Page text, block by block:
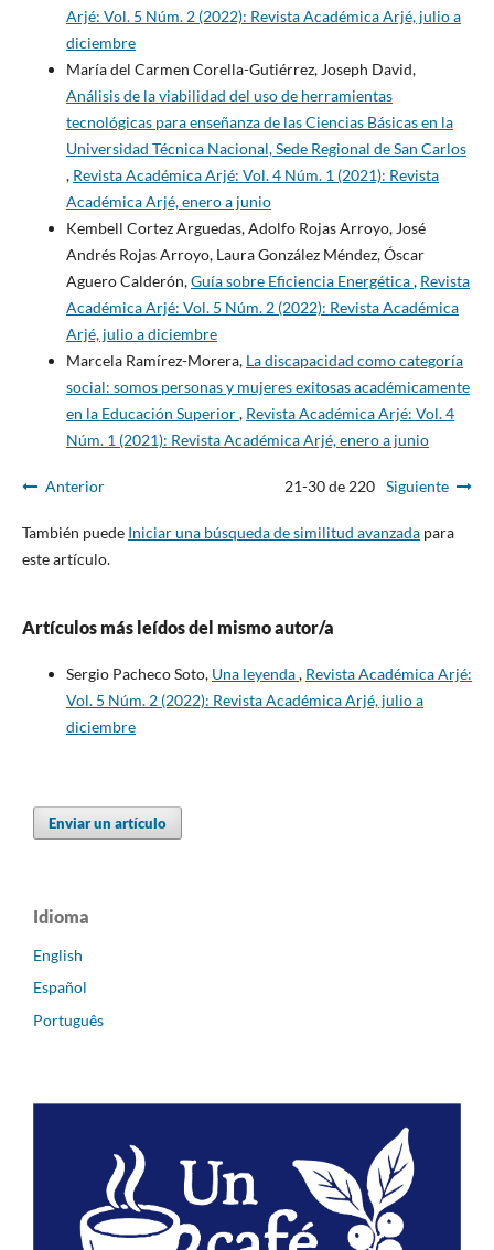
Arjé: Vol. 5 Núm. 2 (2022): Revista Académica Arjé, julio a
diciembre
María del Carmen Corella-Gutiérrez, Joseph David,
Análisis de la viabilidad del uso de herramientas
tecnológicas para enseñanza de las Ciencias Básicas en la
Universidad Técnica Nacional, Sede Regional de San Carlos
, Revista Académica Arjé: Vol. 4 Núm. 1 (2021): Revista
Académica Arjé, enero a junio
Kembell Cortez Arguedas, Adolfo Rojas Arroyo, José
Andrés Rojas Arroyo, Laura González Méndez, Óscar
Aguero Calderón,Guía sobre Eficiencia Energética, Revista
Académica Arjé: Vol. 5 Núm. 2 (2022): Revista Académica
Arjé, julio a diciembre
Marcela Ramírez-Morera, La discapacidad como categoría
social: somos personas y mujeres exitosas académicamente
en la Educación Superior, Revista Académica Arjé: Vol. 4
Núm. 1 (2021): Revista Académica Arjé, enero a junio
Anterior 21-30 de 220 Siguiente
También puede Iniciar una búsqueda de similitud avanzadapara
este artículo.
Artículos más leídos del mismo autor/a
Sergio Pacheco Soto, Una leyenda, Revista Académica Arjé:
Vol. 5 Núm. 2 (2022): Revista Académica Arjé, julio a
diciembre
Enviar un artículo
Idioma
English
Español
Português